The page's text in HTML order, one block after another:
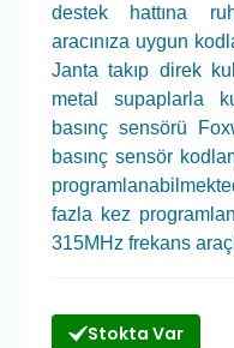
destek hattına
aracınıza uygun
Janta takıp direk
metal supaplarla
basınç sensörü
basınç sensör
fazla kez
315MHz frekans
Stokta Var